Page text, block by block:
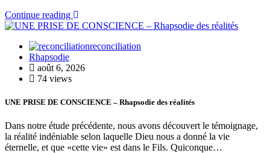
Continue reading
reconciliation
Rhapsodie
août 6, 2026
74 views
UNE PRISE DE CONSCIENCE – Rhapsodie des réalités
Dans notre étude précédente, nous avons découvert le témoignage,
la réalité indéniable selon laquelle Dieu nous a donné la vie
éternelle, et que «cette vie» est dans le Fils. Quiconque…